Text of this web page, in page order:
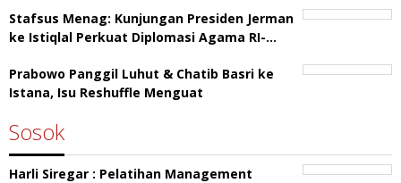
Stafsus Menag: Kunjungan Presiden Jerman
ke Istiqlal Perkuat Diplomasi Agama RI-…
Prabowo Panggil Luhut & Chatib Basri ke
Istana, Isu Reshuffle Menguat
Sosok
Harli Siregar : Pelatihan Management